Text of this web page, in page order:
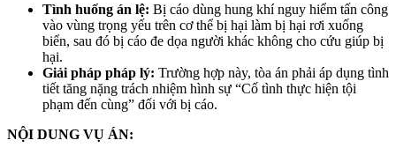
Tình huống án lệ: Bị cáo dùng hung khí nguy hiểm tấn công
vào vùng trọng yếu trên cơ thể bị hại làm bị hại rơi xuống
biển, sau đó bị cáo đe dọa người khác không cho cứu giúp bị
hại.
Giải pháp pháp lý: Trường hợp này, tòa án phải áp dụng tình
tiết tăng nặng trách nhiệm hình sự “Cố tình thực hiện tội
phạm đến cùng” đối với bị cáo.
NỘI DUNG VỤ ÁN: